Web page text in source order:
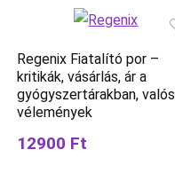
Regenix Fiatalító por –
kritikák, vásárlás, ár a
gyógyszertárakban, valós
vélemények
12900 Ft